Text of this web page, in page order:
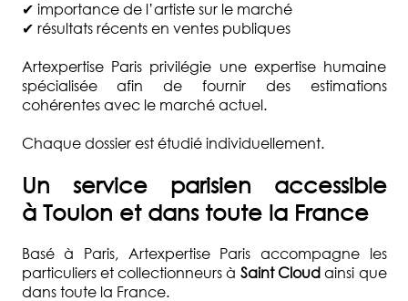
✔ importance de l’artiste sur le marché
✔ résultats récents en ventes publiques
Artexpertise Paris privilégie une expertise humaine
spécialisée afin de fournir des estimations
cohérentes avec le marché actuel.
Chaque dossier est étudié individuellement.
Un service parisien accessible
à Toulon et dans toute la France
Basé à Paris, Artexpertise Paris accompagne les
particuliers et collectionneurs à Saint Cloudainsi que
dans toute la France.